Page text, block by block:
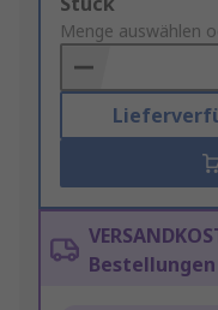
to
Basket
Menge auswählen
Bestellungen